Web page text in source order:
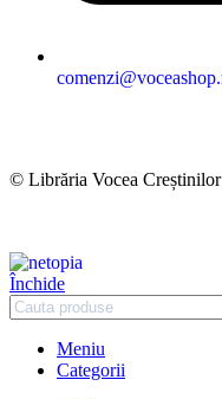
© Librăria Vocea
Închide
Meniu
Categorii